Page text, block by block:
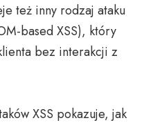
też inny rodzaj ataku
based XSS), który
bez interakcji z
XSS pokazuje, jak